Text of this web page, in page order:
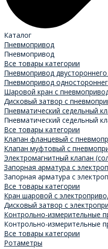
Каталог
Пневмопривод
Пневмопривод
Все товары категории
Пневмопривод
Пневмопривод
Шаровой кран с
Дисковый затвор с
Пневматический седельный
Пневматический седельный
Все товары категории
Клапан фланцевый с
Клапан муфтовый с
Электромагнитный клапан
Запорная арматура с
Запорная арматура с
Все товары категории
Кран шаровой с
Дисковый затвор с
Контрольно-измерительные
Контрольно-измерительные
Все товары категории
Ротаметры